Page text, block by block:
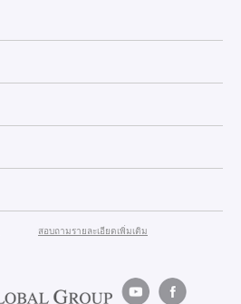
สอบถามรายละเอียดเพิ่มเติม